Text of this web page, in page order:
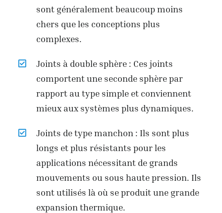
sont généralement beaucoup moins
chers que les conceptions plus
complexes.
Joints à double sphère : Ces joints
comportent une seconde sphère par
rapport au type simple et conviennent
mieux aux systèmes plus dynamiques.
Joints de type manchon : Ils sont plus
longs et plus résistants pour les
applications nécessitant de grands
mouvements ou sous haute pression. Ils
sont utilisés là où se produit une grande
expansion thermique.